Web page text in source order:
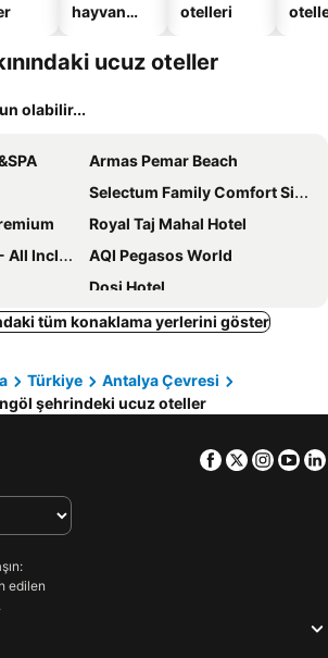
hayvan
oteller
otelleri
ucuz oteller
olabilir...
Armas Pemar Beach
Selectum Family Comfort Side
Royal Taj Mahal Hotel
Inclusive
AQI Pegasos World
Dosi Hotel
Castival Hotel
& Spa
Terrace Elite Resort
Inclusive
Sueno Hotels Beach Side
Bosphorus Sorgun Hotel
World
SORGUN
tüm konaklama yerlerini göster
Türkiye
Antalya Çevresi
şehrindeki ucuz oteller
Facebook
Twitter
edilen